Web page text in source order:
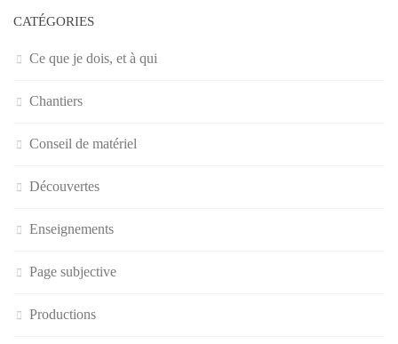
CATÉGORIES
Ce que je dois, et à qui
Chantiers
Conseil de matériel
Découvertes
Enseignements
Page subjective
Productions